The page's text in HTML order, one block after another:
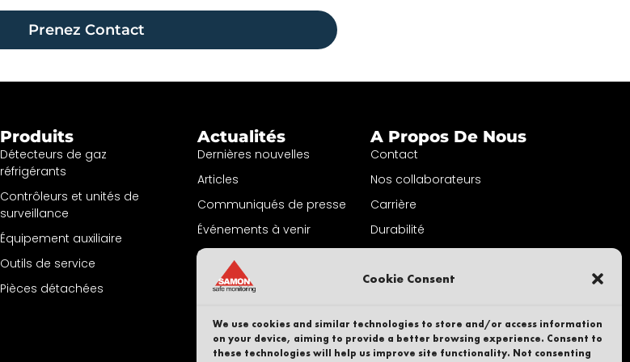
Cookie Consent
We use cookies and similar technologies to store and/or access information
on your device, aiming to provide a better browsing experience. Consent to
these technologies will help us improve site functionality. Not consenting
Prenez Contact
Produits
Détecteurs de gaz
réfrigérants
Contrôleurs et unités de
surveillance
Équipement auxiliaire
Outils de service
Pièces détachées
Actualités
Dernières nouvelles
Articles
Communiqués de presse
Événements à venir
S'inscrire à la lettre
d'information
A Propos De Nous
Contact
Nos collaborateurs
Carrière
Durabilité
Politique de confidentialité